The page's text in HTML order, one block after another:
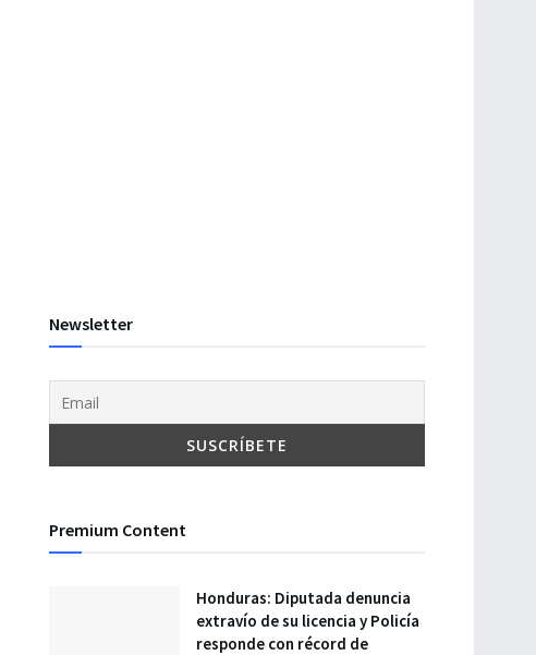
Newsletter
Premium Content
Honduras: Diputada denuncia
extravío de su licencia y Policía
responde con récord de